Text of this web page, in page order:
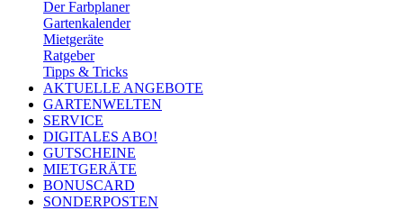
Der Farbplaner
Gartenkalender
Mietgeräte
Ratgeber
Tipps & Tricks
AKTUELLE ANGEBOTE
GARTENWELTEN
SERVICE
DIGITALES ABO!
GUTSCHEINE
MIETGERÄTE
BONUSCARD
SONDERPOSTEN